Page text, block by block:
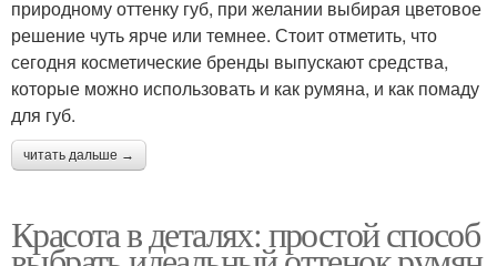
природному оттенку губ, при желании выбирая цветовое
решение чуть ярче или темнее. Стоит отметить, что
сегодня косметические бренды выпускают средства,
которые можно использовать и как румяна, и как помаду
для губ.
читать дальше →
Красота в деталях: простой способ